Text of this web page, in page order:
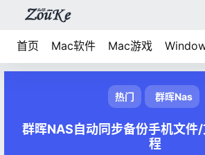
首页 Mac软件 Mac游戏
热门 群晖Nas
群晖NAS自动同步备份手机文件
程